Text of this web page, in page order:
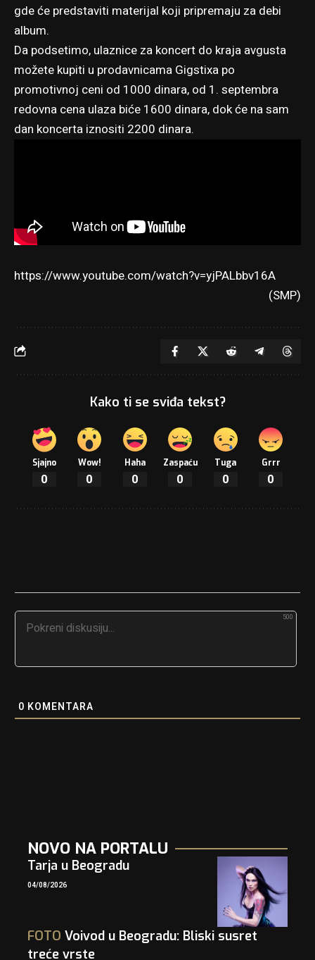
gde će predstaviti materijal koji pripremaju za debi
album.
Da podsetimo, ulaznice za koncert do kraja avgusta
možete kupiti u prodavnicama Gigstixa po
promotivnoj ceni od 1000 dinara, od 1. septembra
redovna cena ulaza biće 1600 dinara, dok će na sam
dan koncerta iznositi 2200 dinara.
https://www.youtube.com/watch?v=yjPALbbv16A
(SMP)
Kako ti se sviđa tekst?
Sjajno
0
Wow!
0
Haha
0
Zaspaću
0
Tuga
0
Grrr
0
500
0 KOMENTARA
NOVO NA PORTALU
Tarja u Beogradu
04/08/2026
FOTO Voivod u Beogradu: Bliski susret
treće vrste